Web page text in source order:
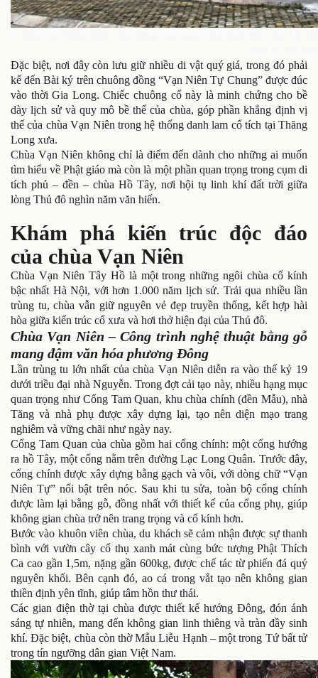
Đặc biệt, nơi đây còn lưu giữ nhiều di vật quý giá, trong đó phải
kể đến Bài ký trên chuông đồng “Vạn Niên Tự Chung” được đúc
vào thời Gia Long. Chiếc chuông cổ này là minh chứng cho bề
dày lịch sử và quy mô bề thế của chùa, góp phần khẳng định vị
thế của chùa Vạn Niên trong hệ thống danh lam cổ tích tại Thăng
Long xưa.
Chùa Vạn Niên không chỉ là điểm đến dành cho những ai muốn
tìm hiểu về Phật giáo mà còn là một phần quan trọng trong cụm di
tích phủ – đền – chùa Hồ Tây, nơi hội tụ linh khí đất trời giữa
lòng Thủ đô nghìn năm văn hiến.
Khám phá kiến trúc độc đáo
của chùa Vạn Niên
Chùa Vạn Niên Tây Hồ là một trong những ngôi chùa cổ kính
bậc nhất Hà Nội, với hơn 1.000 năm lịch sử. Trải qua nhiều lần
trùng tu, chùa vẫn giữ nguyên vẻ đẹp truyền thống, kết hợp hài
hòa giữa kiến trúc cổ xưa và hơi thở hiện đại của Thủ đô.
Chùa Vạn Niên – Công trình nghệ thuật bằng gỗ
mang đậm văn hóa phương Đông
Lần trùng tu lớn nhất của chùa Vạn Niên diễn ra vào thế kỷ 19
dưới triều đại nhà Nguyễn. Trong đợt cải tạo này, nhiều hạng mục
quan trọng như Cổng Tam Quan, khu chùa chính (đền Mẫu), nhà
Tăng và nhà phụ được xây dựng lại, tạo nên diện mạo trang
nghiêm và vững chãi như ngày nay.
Cổng Tam Quan của chùa gồm hai cổng chính: một cổng hướng
ra hồ Tây, một cổng nằm trên đường Lạc Long Quân. Trước đây,
cổng chính được xây dựng bằng gạch và vôi, với dòng chữ “Vạn
Niên Tự” nổi bật trên nóc. Sau khi tu sửa, toàn bộ cổng chính
được làm lại bằng gỗ, đồng nhất với thiết kế của cổng phụ, giúp
không gian chùa trở nên trang trọng và cổ kính hơn.
Bước vào khuôn viên chùa, du khách sẽ cảm nhận được sự thanh
bình với vườn cây cổ thụ xanh mát cùng bức tượng Phật Thích
Ca cao gần 1,5m, nặng gần 600kg, được chế tác từ phiến đá quý
nguyên khối. Bên cạnh đó, ao cá trong vắt tạo nên không gian
thiền định yên tĩnh, giúp tâm hồn thư thái.
Các gian điện thờ tại chùa được thiết kế hướng Đông, đón ánh
sáng tự nhiên, mang đến không gian linh thiêng và tràn đầy sinh
khí. Đặc biệt, chùa còn thờ Mẫu Liễu Hạnh – một trong Tứ bất tử
trong tín ngưỡng dân gian Việt Nam.